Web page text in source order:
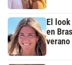
El
en
verano